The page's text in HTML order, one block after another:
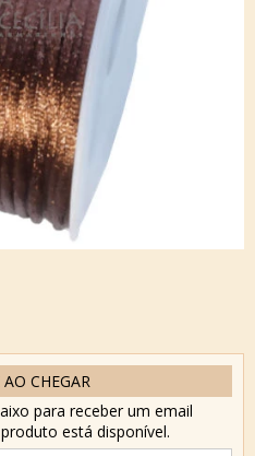
CHEGAR
para receber um email
está disponível.